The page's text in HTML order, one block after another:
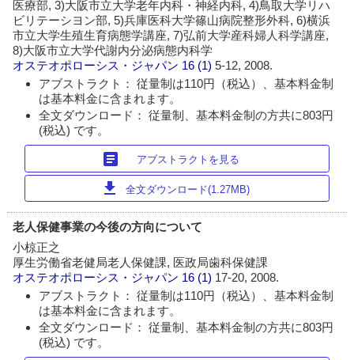
医療部, 3)大阪市立大学老年内科・神経内科, 4)鳥取大学リハ
ビリテーシヨン部, 5)兵庫医科大学篠山病院整形外科, 6)横浜
市立大学生殖生育病態学講座, 7)弘前大学産科婦人科学講座,
8)大阪市立大学代謝内分泌病態内科学
オステオポローシス・ジャパン 16 (1)5-12, 2008.
アブストラクト： 従量制は110円（税込）、基本料金制
は基本料金に含まれます。
全文ダウンロード： 従量制、基本料金制の方共に803円
(税込) です。
article アブストラクトを見る
download 全文ダウンロード(1.27MB)
老人保健事業の今後の方向について
小椋正之
厚生労働省老健局老人保健課, 医政局歯科保健課
オステオポローシス・ジャパン 16 (1) 17-20, 2008.
アブストラクト： 従量制は110円（税込）、基本料金制
は基本料金に含まれます。
全文ダウンロード： 従量制、基本料金制の方共に803円
(税込) です。